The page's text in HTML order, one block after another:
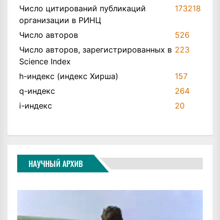
Число цитирований публикаций
организации в РИНЦ
173218
Число авторов
526
Число авторов, зарегистрированных в
Science Index
223
h-индекс (индекс Хирша)
157
q-индекс
264
i-индекс
20
НАУЧНЫЙ АРХИВ